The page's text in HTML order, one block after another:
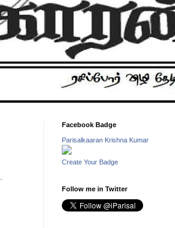
Facebook Badge
Parisalkaaran Krishna Kumar
Create Your Badge
Follow me in Twitter